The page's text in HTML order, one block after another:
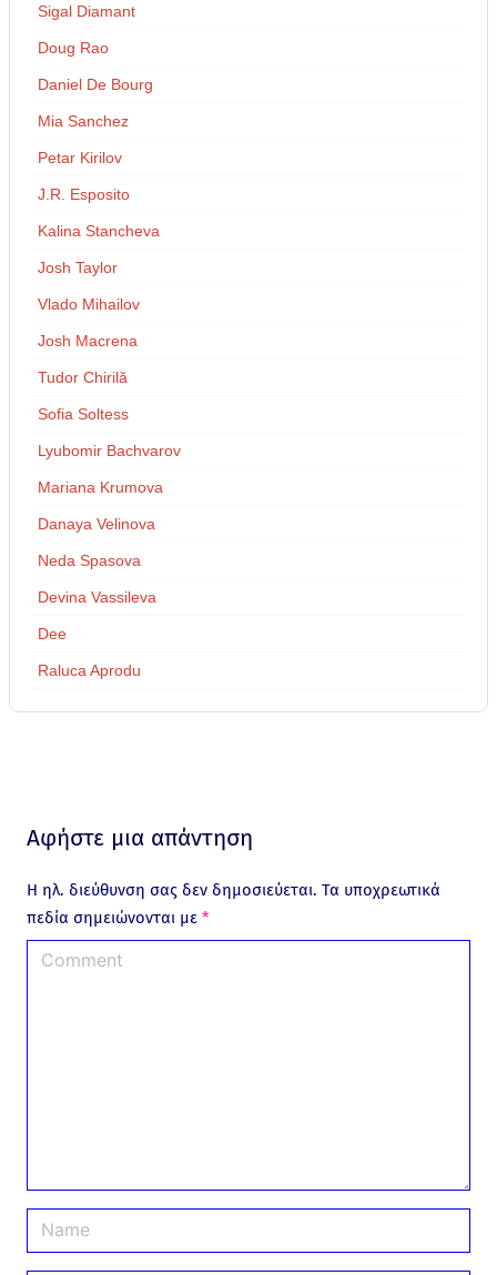
Sigal Diamant
Doug Rao
Daniel De Bourg
Mia Sanchez
Petar Kirilov
J.R. Esposito
Kalina Stancheva
Josh Taylor
Vlado Mihailov
Josh Macrena
Tudor Chirilă
Sofia Soltess
Lyubomir Bachvarov
Mariana Krumova
Danaya Velinova
Neda Spasova
Devina Vassileva
Dee
Raluca Aprodu
Αφήστε μια απάντηση
Η ηλ. διεύθυνση σας δεν δημοσιεύεται. Τα υποχρεωτικά
πεδία σημειώνονται με *
a